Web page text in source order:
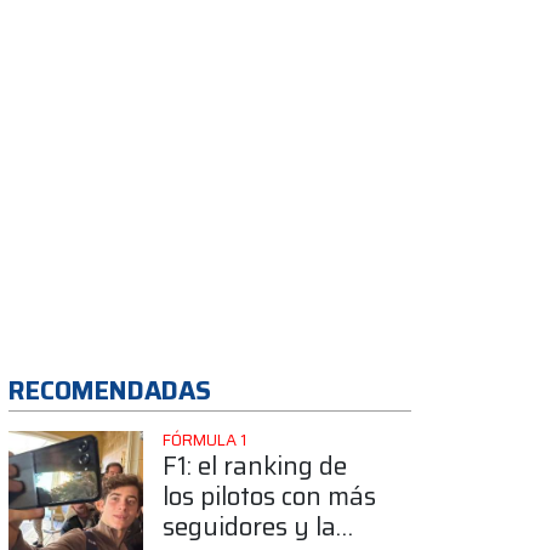
RECOMENDADAS
FÓRMULA 1
F1: el ranking de
los pilotos con más
seguidores y la